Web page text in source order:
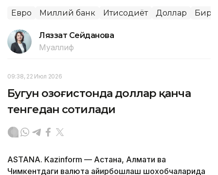
Евро Миллий банк Иқтисодиёт Доллар
Ляззат Сейданова
Муаллиф
09:38, 22 Июл 2026
Бугун Қозоғистонда доллар қанча
тенгедан сотилади
ASTANA. Kazinform — Астана, Алмати ва
Чимкентдаги валюта айирбошлаш шохобчаларида